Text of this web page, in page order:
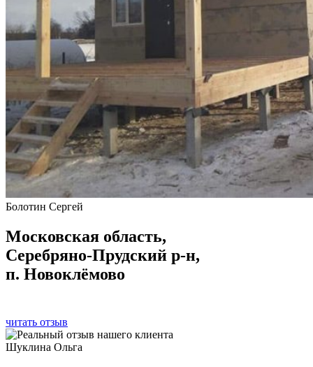
Болотин Сергей
Московская область,
Серебряно-Прудский р-н,
п. Новоклёмово
читать отзыв
Шуклина Ольга